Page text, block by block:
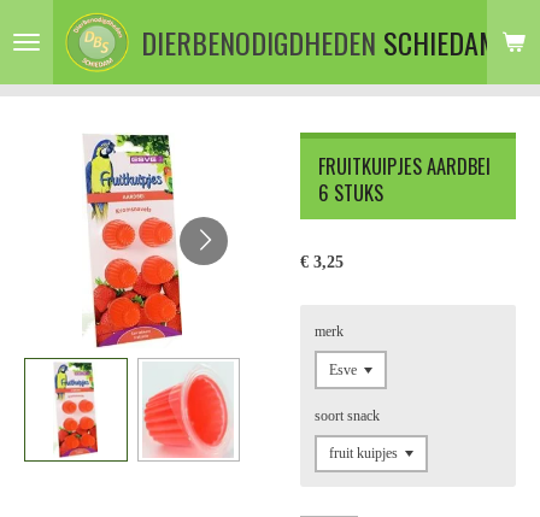
direct
de
DIERBENODIGDHEDEN SCHIEDAM
FRUITKUIPJES AARDBEI
6 STUKS
€ 3,25
merk
soort snack